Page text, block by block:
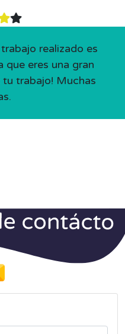
realizado es
que eres una gran
trabajo! Muchas